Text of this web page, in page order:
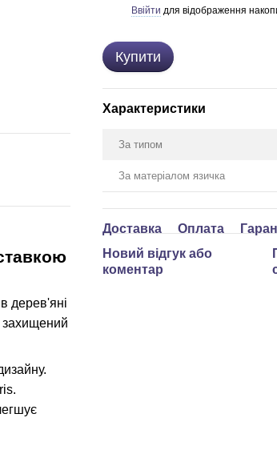
дерев'яні
захищений
Ввійти для відображення
Купити
Характеристики
За типом
За матеріалом язичка
Доставка Оплата
Новий відгук або
коментар